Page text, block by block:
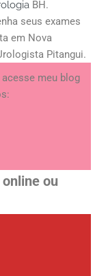
BH.
seus exames
em Nova
Pitangui.
meu blog
ou